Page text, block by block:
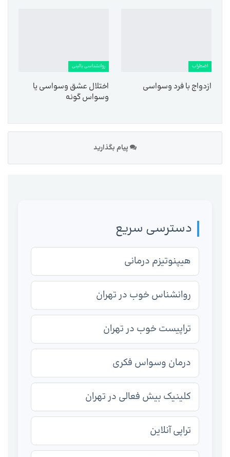
اضطراب
ازدواج با فرد وسواسی
روانشناسی بالینی
اختلال عشق وسواسی یا
وسواس گونه
پیام بگذارید
دسترسی سریع
هیپنوتیزم درمانی
روانشناس خوب در تهران
تراپیست خوب در تهران
درمان وسواس فکری
کلینیک بیش فعالی در تهران
تراپی آنلاین